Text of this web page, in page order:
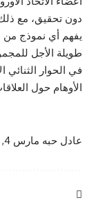
دون تحقيق، مع
يفهم أي نموذج من
طويلة الأجل
في الحوار
الأوهام حول
عادل حبه مارس 4, 2021